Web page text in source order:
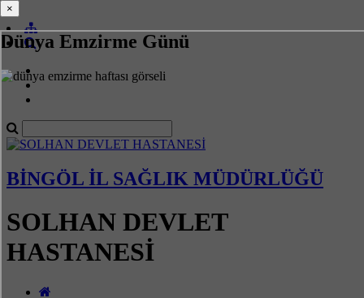
Dünya Emzirme Günü
BİNGÖL İL SAĞLIK MÜDÜRLÜĞÜ
SOLHAN DEVLET
HASTANESİ
×